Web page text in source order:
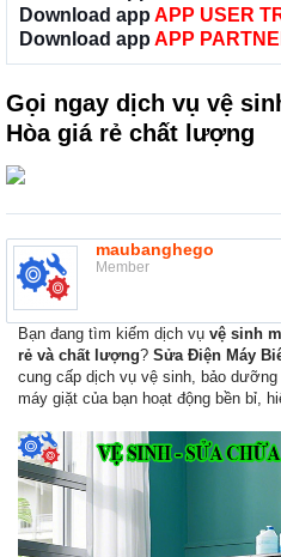
Download app APP USER
Download app APP
Gọi ngay dịch vụ vệ
Hòa giá rẻ chất lượng
maubanghego
Member
Bạn đang tìm kiếm dịch vụ vệ sinh
rẻ và chất lượng? Sửa Điện Máy
cung cấp dịch vụ vệ sinh, bảo
máy giặt của bạn hoạt động bền bỉ,